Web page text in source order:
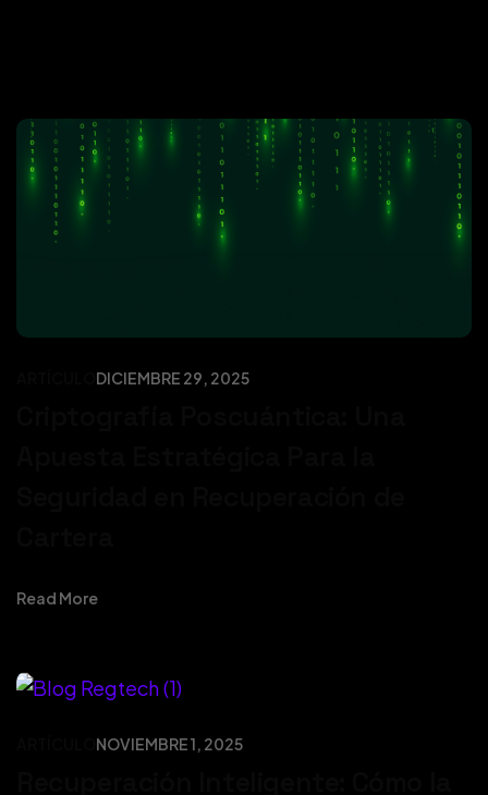
DICIEMBRE 29, 2025
Read More
NOVIEMBRE 1, 2025